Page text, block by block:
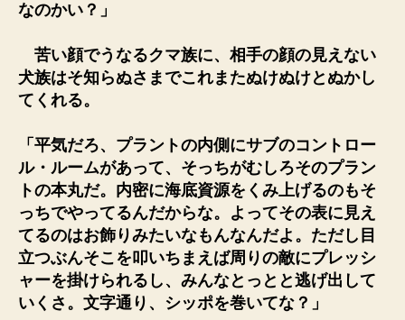
なのかい？」
苦い顔でうなるクマ族に、相手の顔の見えない
犬族はそ知らぬさまでこれまたぬけぬけとぬかし
てくれる。
「平気だろ、プラントの内側にサブのコントロー
ル・ルームがあって、そっちがむしろそのプラン
トの本丸だ。内密に海底資源をくみ上げるのもそ
っちでやってるんだからな。よってその表に見え
てるのはお飾りみたいなもんなんだよ。ただし目
立つぶんそこを叩いちまえば周りの敵にプレッシ
ャーを掛けられるし、みんなとっとと逃げ出して
いくさ。文字通り、シッポを巻いてな？」